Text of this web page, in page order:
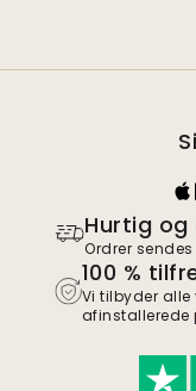
Hurtig
Ordrer
100 %
Vi tilbyder alle
afinstallerede